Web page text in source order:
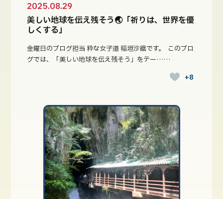
2025.08.29
美しい地球を伝え残そう🌏「祈りは、世界を優
しくする」
金曜日のブログ担当 粋な女子道 稲垣沙織です。 ⁡ このブロ
グでは、「美しい地球を伝え残そう」をテー……
+8